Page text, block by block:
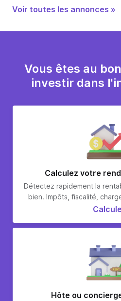
Voir toutes les annonces »
Vous êtes au
investir dans
Calculez votre
Détectez rapidement la
bien. Impôts, fiscalité,
Hôte ou